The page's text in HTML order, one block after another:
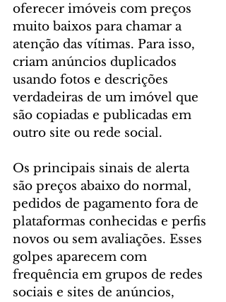
oferecer imóveis com preços
muito baixos para chamar a
atenção das vítimas. Para isso,
criam anúncios duplicados
usando fotos e descrições
verdadeiras de um imóvel que
são copiadas e publicadas em
outro site ou rede social.
Os principais sinais de alerta
são preços abaixo do normal,
pedidos de pagamento fora de
plataformas conhecidas e perfis
novos ou sem avaliações. Esses
golpes aparecem com
frequência em grupos de redes
sociais e sites de anúncios,